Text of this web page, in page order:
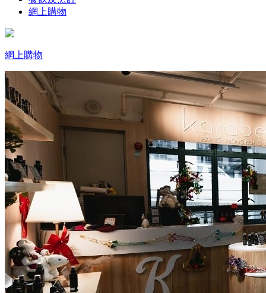
網上購物
網上購物